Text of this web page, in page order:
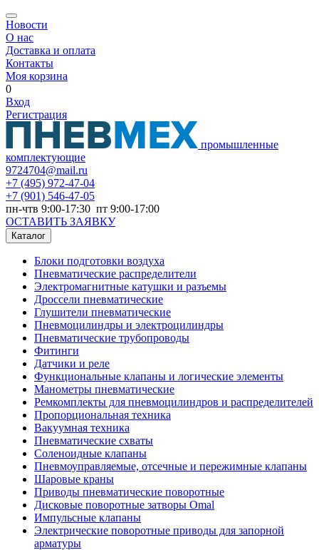
Новости
О нас
Доставка и оплата
Контакты
Моя корзина
0
Вход
Регистрация
промышленные
комплектующие
9724704@mail.ru
+7 (495) 972-47-04
+7 (901) 546-47-05
пн-чтв 9:00-17:30 пт 9:00-17:00
ОСТАВИТЬ ЗАЯВКУ
Каталог
Блоки подготовки воздуха
Пневматические распределители
Электромагнитные катушки и разъемы
Дроссели пневматические
Глушители пневматические
Пневмоцилиндры и электроцилиндры
Пневматические трубопроводы
Фитинги
Датчики и реле
Функциональные клапаны и логические элементы
Манометры пневматические
Ремкомплекты для пневмоцилиндров и распределителей
Пропорциональная техника
Вакуумная техника
Пневматические схваты
Соленоидные клапаны
Пневмоуправляемые, отсечные и пережимные клапаны
Шаровые краны
Приводы пневматические поворотные
Дисковые поворотные затворы Omal
Импульсные клапаны
Электрические поворотные приводы для запорной
арматуры